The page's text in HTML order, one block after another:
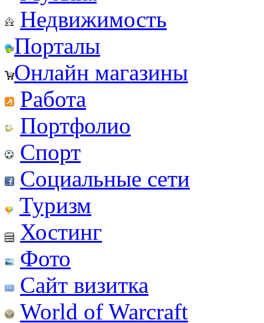
Недвижимость
Порталы
Онлайн магазины
Работа
Портфолио
Спорт
Социальные сети
Туризм
Хостинг
Фото
Сайт визитка
World of Warcraft